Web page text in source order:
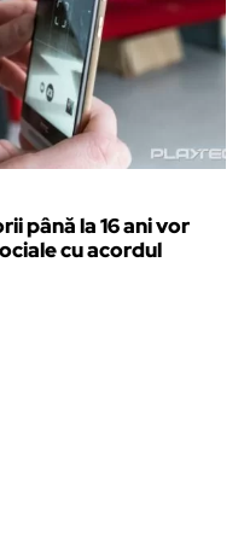
până la 16 ani vor
cu acordul